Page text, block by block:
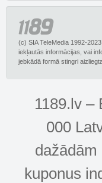
(c) SIA TeleMedia 1992-
iekļautās informācijas, vai
jebkādā formā stingri
1189.lv –
000
kuponus